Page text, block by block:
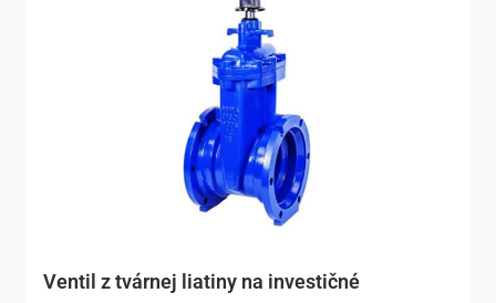
Ventil z tvárnej liatiny na investičné